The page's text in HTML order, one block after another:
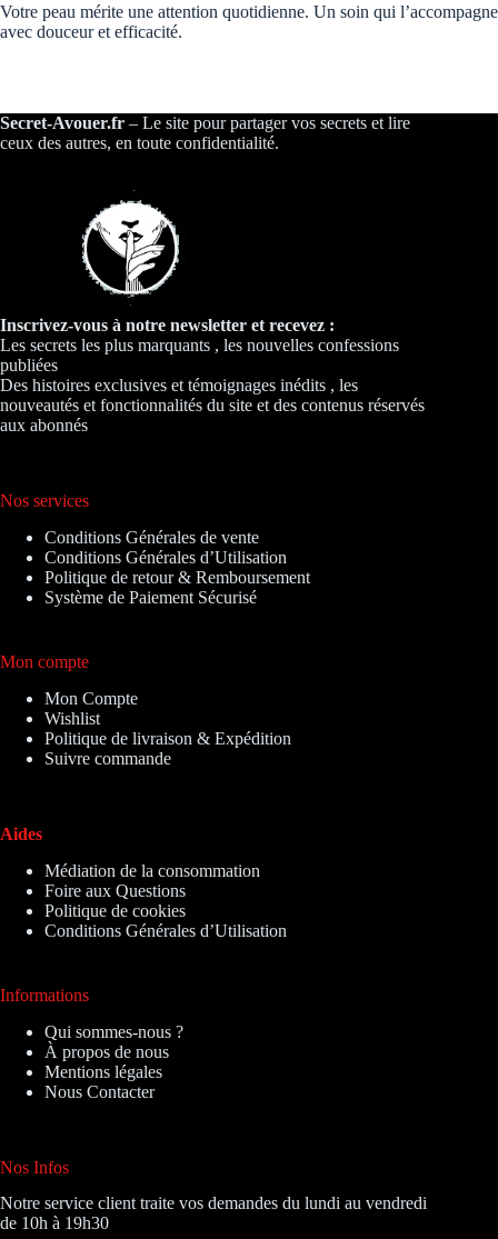
Votre peau mérite une attention quotidienne. Un soin qui l’accompagne
avec douceur et efficacité.
Secret-Avouer.fr – Le site pour partager vos secrets et lire
ceux des autres, en toute confidentialité.
Inscrivez-vous à notre newsletter et recevez :
Les secrets les plus marquants , les nouvelles confessions
publiées
Des histoires exclusives et témoignages inédits , les
nouveautés et fonctionnalités du site et des contenus réservés
aux abonnés
Nos services
Conditions Générales de vente
Conditions Générales d’Utilisation
Politique de retour & Remboursement
Système de Paiement Sécurisé
Mon compte
Mon Compte
Wishlist
Politique de livraison & Expédition
Suivre commande
Aides
Médiation de la consommation
Foire aux Questions
Politique de cookies
Conditions Générales d’Utilisation
Informations
Qui sommes-nous ?
À propos de nous
Mentions légales
Nous Contacter
Nos Infos
Notre service client traite vos demandes du lundi au vendredi
de 10h à 19h30